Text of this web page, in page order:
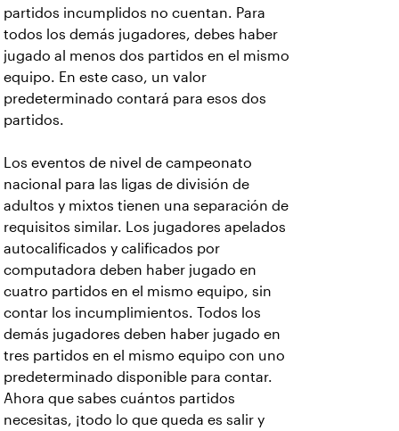
partidos incumplidos no cuentan. Para
todos los demás jugadores, debes haber
jugado al menos dos partidos en el mismo
equipo. En este caso, un valor
predeterminado contará para esos dos
partidos.
Los eventos de nivel de campeonato
nacional para las ligas de división de
adultos y mixtos tienen una separación de
requisitos similar. Los jugadores apelados
autocalificados y calificados por
computadora deben haber jugado en
cuatro partidos en el mismo equipo, sin
contar los incumplimientos. Todos los
demás jugadores deben haber jugado en
tres partidos en el mismo equipo con uno
predeterminado disponible para contar.
Ahora que sabes cuántos partidos
necesitas, ¡todo lo que queda es salir y